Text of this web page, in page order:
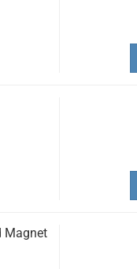
Magnet